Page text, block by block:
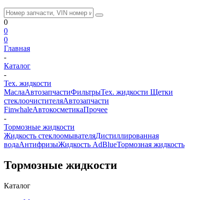
0
0
0
Главная
-
Каталог
-
Тех. жидкости
МаслаАвтозапчастиФильтрыТех. жидкости Щетки
стеклоочистителяАвтозапчасти
FinwhaleАвтокосметикаПрочее
-
Тормозные жидкости
Жидкость стеклоомывателяДистиллированная
водаАнтифризыЖидкость AdBlueТормозная жидкость
Тормозные жидкости
Каталог